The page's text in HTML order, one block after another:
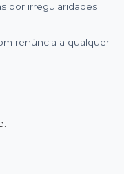
por irregularidades
renúncia a qualquer